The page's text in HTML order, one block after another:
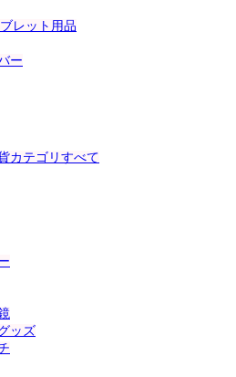
レット用品
ー
カテゴリすべて
ッズ